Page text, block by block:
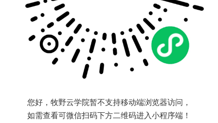
您好，牧野云学院暂不支持移动端浏览器访问，
如需查看可微信扫码下方二维码进入小程序端！